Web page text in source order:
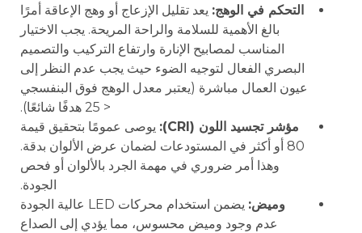
التحكم في الوهج: يعد تقليل الإزعاج أو وهج الإعاقة أمرًا
بالغ الأهمية للسلامة والراحة المريحة. يجب الاختيار
المناسب لمصابيح الإنارة وارتفاع التركيب والتصميم
البصري الفعال لتوجيه الضوء حيث يجب عدم النظر إلى
عيون العمال مباشرة (يعتبر معدل الوهج فوق البنفسجي
< 25 هدفًا شائعًا).
مؤشر تجسيد اللون (CRI):
يوصى عمومًا بتحقيق قيمة
80 أو أكثر في المستودعات لضمان عرض الألوان بدقة.
وهذا أمر ضروري في مهمة الجرد بالألوان أو فحص
الجودة.
وميض:
يضمن استخدام محركات LED عالية الجودة
عدم وجود وميض محسوس، مما يؤدي إلى الصداع